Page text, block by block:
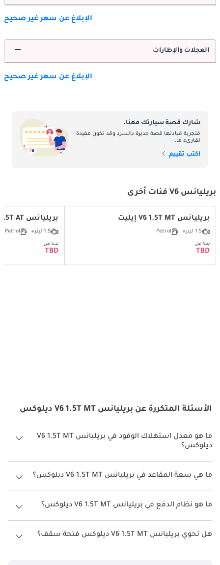
الإبلاغ عن سعر غير صحيح
العجلات والإطارات
الإبلاغ عن سعر غير صحيح
شارك قصة سيارتك معنا.
فتجربة قيادتها قصة جديرة بالسرد وقد تكون مفيدة
لقارىء ما.
اكتب تقييم
بريليانس V6 فئات أخرى
بريليانس V6 1.5T MT إيليت
1.5 ليتر Petrol
بدءا من
TBD
بريليانس V6 1.5T AT ديلوكس
1.5 ليتر Petrol
بدءا من
TBD
الأسئلة المتكررة عن بريليانس V6 1.5T MT ديلوكس
ما هو معدل استهلاك الوقود في بريليانس V6 1.5T MT
ديلوكس؟
يبلغ معدل استهلاك الوقود المقترح من الشركة المصنعة لسيارة بريليانس
V6 2026 من 10 كم/ليتر.
ما هي سعة المقاعد في بريليانس V6 1.5T MT ديلوكس؟
تتسع بريليانس V6 1.5T MT ديلوكس لأ 5 أشخاص.
ما هو نظام الدفع في بريليانس V6 1.5T MT ديلوكس؟
نظام الدفع في بريليانس V6 Front Wheel Drive 1.5T MT ديلوكس.
هل تحوي بريليانس V6 1.5T MT ديلوكس فتحة سقف؟
نعم توفر بريليانس V6 1.5T MT ديلوكس فتحة السقف كخيار.